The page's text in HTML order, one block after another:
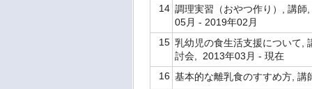
14 調理実習（おやつ作り）, 講
05月 - 2019年02月
15 乳幼児の食生活支援について,
討会, 2013年03月 - 現在
16 基本的な離乳食のすすめ方,